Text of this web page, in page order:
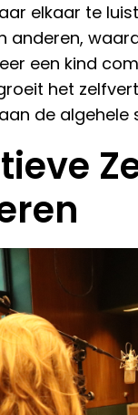
elkaar te
anderen,
een kind
het
de algehele